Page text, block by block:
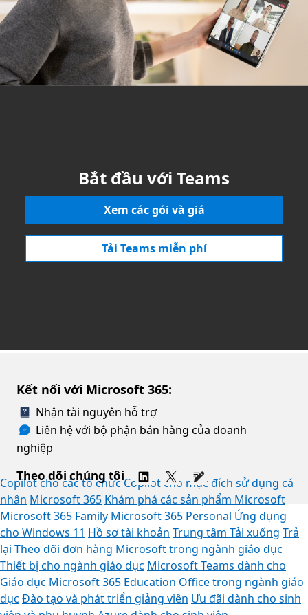
Bắt đầu với Teams
Xem các gói và giá
Tải Teams miễn phí
Kết nối với Microsoft 365:
Nhận tài nguyên hỗ trợ
Liên hệ với bộ phận bán hàng của doanh
nghiệp
Theo dõi chúng tôi
Copilot cho các tổ chức Copilot cho mục đích sử dụng cá
nhân Microsoft 365 Khám phá các sản phẩm Microsoft
Microsoft 365 Family Microsoft 365 Personal Ứng dụng
cho Windows 11 Hồ sơ tài khoản Trung tâm Tải xuống Trả
lại Theo dõi đơn hàng Microsoft trong ngành giáo dục
Thiết bị cho ngành giáo dục Microsoft Teams dành cho
Giáo dục Microsoft 365 Education Office trong ngành giáo
dục Đào tạo và phát triển giảng viên Ưu đãi dành cho sinh